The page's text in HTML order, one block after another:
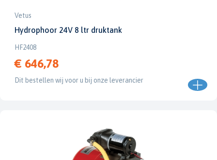
Vetus
Hydrophoor 24V 8 ltr druktank
HF2408
€ 646,78
Dit bestellen wij voor u bij onze leverancier